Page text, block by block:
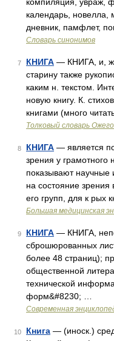
календарь, новелла,
дневник, памфлет,
Словарь синонимов
7 КНИГА — КНИГА, и,
старину также
каким н. текстом.
новую книгу. К.
книгами (много
Толковый словарь
8 КНИГА — является
зрения у грамотного
показывают
на состояние зрения
его групп, для к рых
Большая медицинская
9 КНИГА — КНИГА,
сброшюрованных
более 48 страниц);
общественной
технической
форм&#8230; …
Современная
10 Книга — (иноск.)